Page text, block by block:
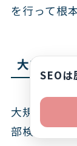
を行って根
大規模サ
大規模サイ
部検索、薄
SEOは